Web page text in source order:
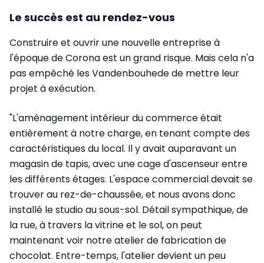
Le succès est au rendez-vous
Construire et ouvrir une nouvelle entreprise à
l'époque de Corona est un grand risque. Mais cela n'a
pas empêché les Vandenbouhede de mettre leur
projet à exécution.
"L'aménagement intérieur du commerce était
entièrement à notre charge, en tenant compte des
caractéristiques du local. Il y avait auparavant un
magasin de tapis, avec une cage d'ascenseur entre
les différents étages. L'espace commercial devait se
trouver au rez-de-chaussée, et nous avons donc
installé le studio au sous-sol. Détail sympathique, de
la rue, à travers la vitrine et le sol, on peut
maintenant voir notre atelier de fabrication de
chocolat. Entre-temps, l'atelier devient un peu